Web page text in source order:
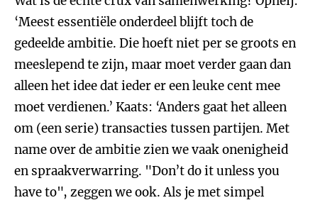
‘Meest essentiële onderdeel blijft toch de
gedeelde ambitie. Die hoeft niet per se groots en
meeslepend te zijn, maar moet verder gaan dan
alleen het idee dat ieder er een leuke cent mee
moet verdienen.’ Kaats: ‘Anders gaat het alleen
om (een serie) transacties tussen partijen. Met
name over de ambitie zien we vaak onenigheid
en spraakverwarring. "Don’t do it unless you
have to", zeggen we ook. Als je met simpel